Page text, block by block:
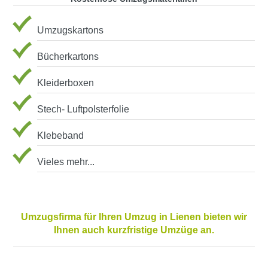
Umzugskartons
Bücherkartons
Kleiderboxen
Stech- Luftpolsterfolie
Klebeband
Vieles mehr...
Umzugsfirma für Ihren Umzug in Lienen bieten wir
Ihnen auch kurzfristige Umzüge an.